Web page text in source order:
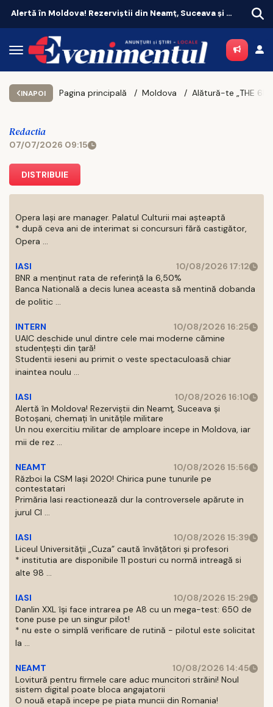
Alertă în Moldova! Rezerviștii din Neamț, Suceava și Botoșani, chemați în unitățile militare
INAPOI Pagina principală Moldova
Redactia
07/07/2026 09:15
DISTRIBUIE
Opera Iași are manager. Palatul Culturii mai așteaptă
* după ceva ani de interimat si concursuri fără castigător,
Opera ...
IASI
10/08/2026 17:12
BNR a menținut rata de referință la 6,50%
Banca Natională a decis lunea aceasta să mentină dobanda
de politic ...
INTERN
10/08/2026 16:25
UAIC deschide unul dintre cele mai moderne cămine
studențești din țară!
Studentii ieseni au primit o veste spectaculoasă chiar
inaintea noulu ...
IASI
10/08/2026 16:10
Alertă în Moldova! Rezerviștii din Neamț, Suceava și
Botoșani, chemați în unitățile militare
Un nou exercitiu militar de amploare incepe in Moldova, iar
mii de rez ...
NEAMT
10/08/2026 15:56
Război la CSM Iași 2020! Chirica pune tunurile pe
contestatari
Primăria Iasi reactionează dur la controversele apărute in
jurul Cl ...
IASI
10/08/2026 15:39
Liceul Universității „Cuza” caută învățători și profesori
* institutia are disponibile 11 posturi cu normă intreagă si
alte 98 ...
IASI
10/08/2026 15:29
Danlin XXL își face intrarea pe A8 cu un mega-test: 650 de
tone puse pe un singur pilot!
* nu este o simplă verificare de rutină - pilotul este solicitat
la ...
NEAMT
10/08/2026 14:45
Lovitură pentru firmele care aduc muncitori străini! Noul
sistem digital poate bloca angajatorii
O nouă etapă incepe pe piata muncii din Romania!